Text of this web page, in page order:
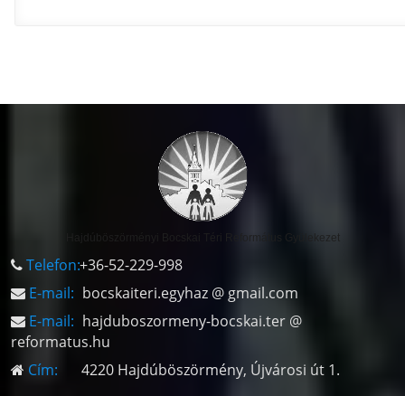
Hajdúböszörményi Bocskai Téri Református Gyülekezet
Telefon:+36-52-229-998
E-mail: bocskaiteri.egyhaz @ gmail.com
E-mail: hajduboszormeny-bocskai.ter @
reformatus.hu
Cím:
4220 Hajdúböszörmény, Újvárosi út 1.